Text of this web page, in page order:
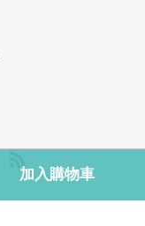
加入購物車